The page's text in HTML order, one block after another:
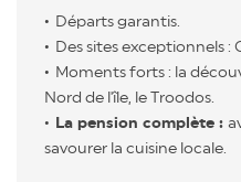
Départs garantis.
Des sites exceptionnels :
Moments forts : la
Nord de l'île, le Troodos.
La pension complète :
savourer la cuisine locale.